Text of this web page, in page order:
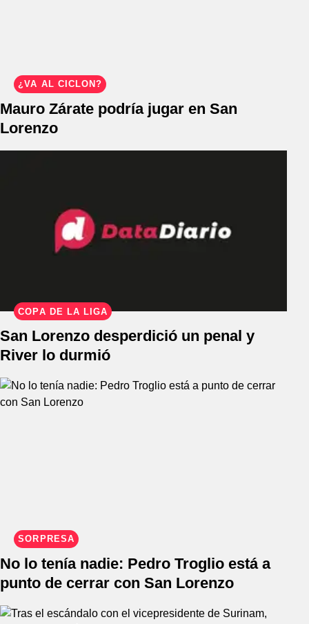
¿VA AL CICLÓN?
Mauro Zárate podría jugar en San
Lorenzo
COPA DE LA LIGA
San Lorenzo desperdició un penal y
River lo durmió
SORPRESA
No lo tenía nadie: Pedro Troglio está a
punto de cerrar con San Lorenzo